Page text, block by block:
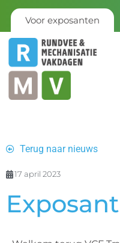
Voor exposanten
Terug naar nieuws
17 april 2023